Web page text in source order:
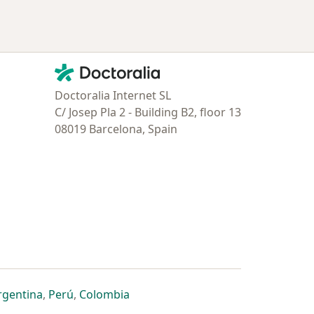
Contacto
Doctoralia - Página de inicio
Doctoralia Internet SL
C/ Josep Pla 2 - Building B2, floor 13
08019 Barcelona, Spain
pestaña
una nueva pestaña
en una nueva pestaña
se abre en una nueva pestaña
, Perúse abre en una nueva pestaña
, Colombiase abre en una nueva pestaña